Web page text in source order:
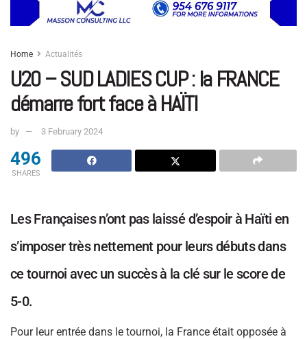
Home Actualités
U20 – SUD LADIES CUP : la FRANCE
démarre fort face à HAÏTI
by 3 February 2024
496
SHARES
Les Françaises n’ont pas laissé d’espoir à Haïti en
s’imposer très nettement pour leurs débuts dans
ce tournoi avec un succès à la clé sur le score de
5-0.
Pour leur entrée dans le tournoi, la France était opposée à